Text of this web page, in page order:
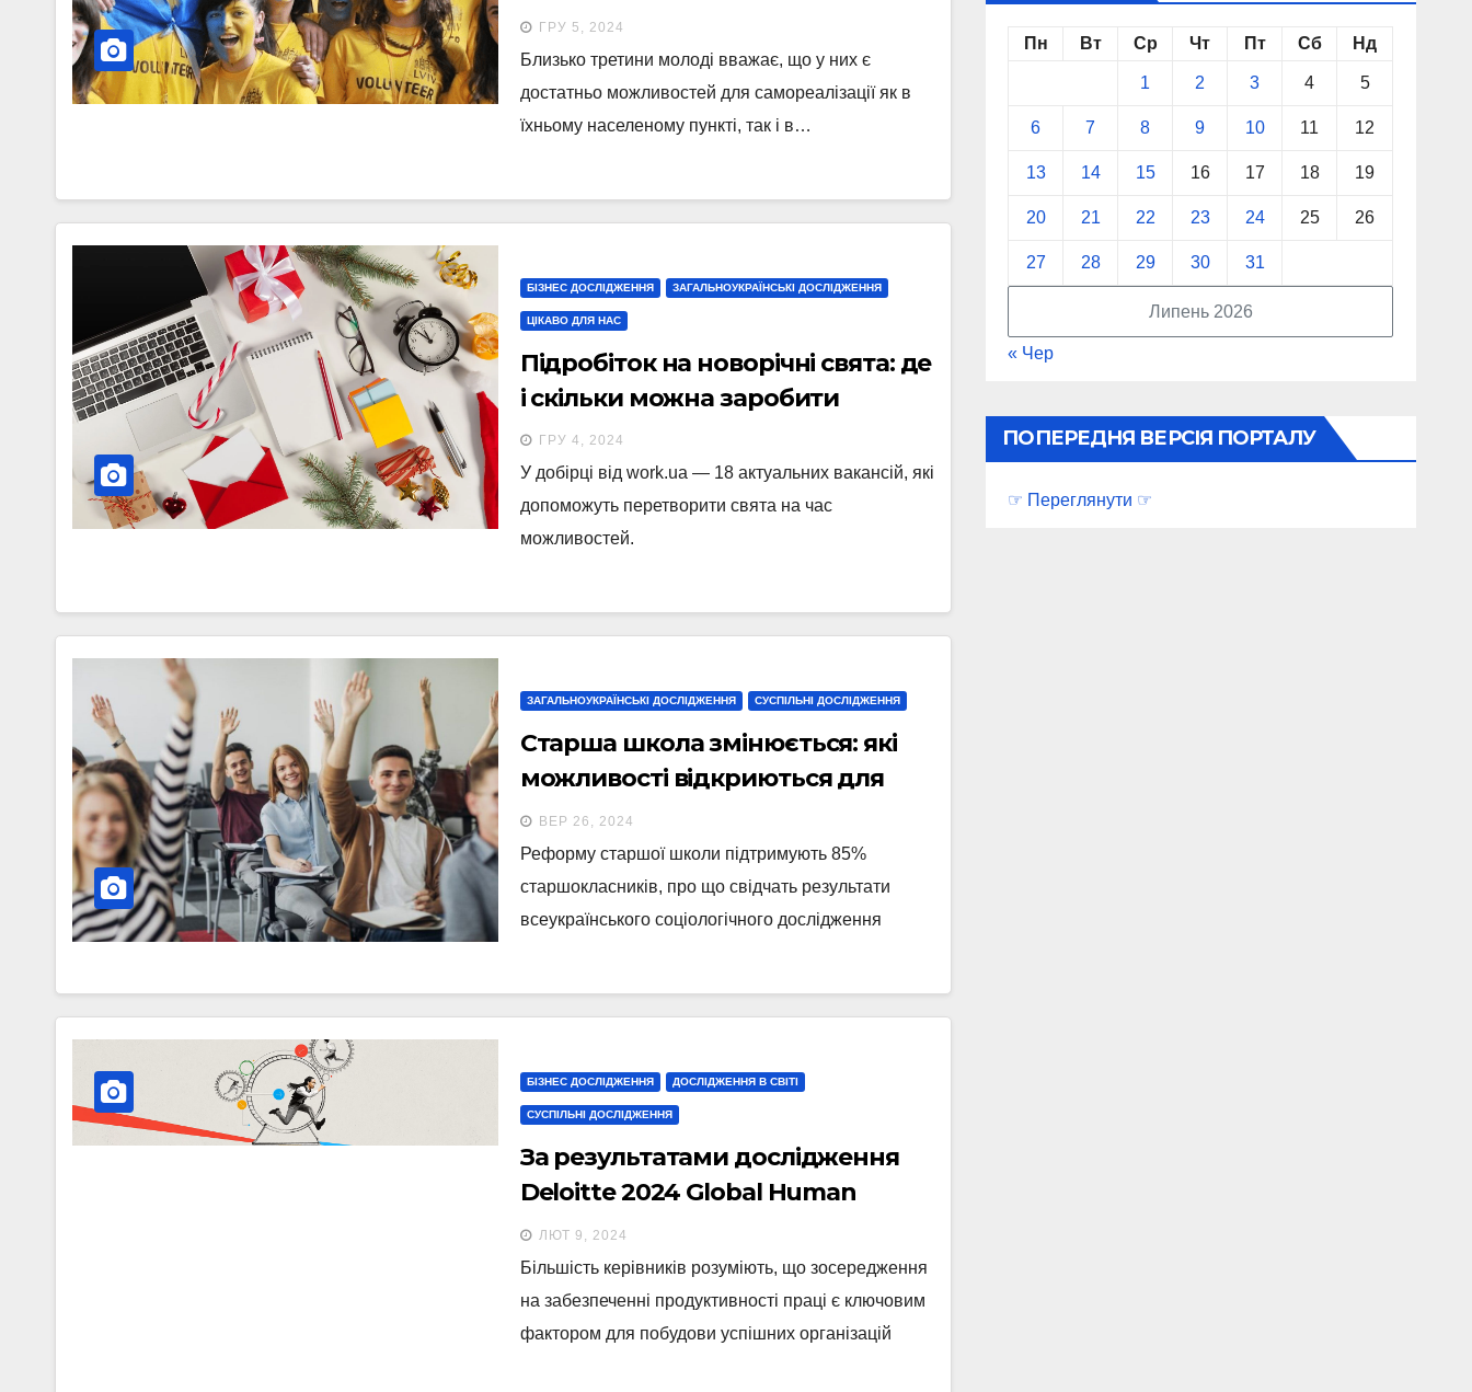
та можливостей для молоді
ГРУ 5, 2024
Близько третини молоді вважає, що у них є
достатньо можливостей для самореалізації як в
їхньому населеному пункті, так і в…
БІЗНЕС ДОСЛІДЖЕННЯ ЗАГАЛЬНОУКРАЇНСЬКІ ДОСЛІДЖЕННЯ
ЦІКАВО ДЛЯ НАС
Підробіток на новорічні свята: де
і скільки можна заробити
ГРУ 4, 2024
У добірці від work.ua — 18 актуальних вакансій, які
допоможуть перетворити свята на час
можливостей.
ЗАГАЛЬНОУКРАЇНСЬКІ ДОСЛІДЖЕННЯ СУСПІЛЬНІ ДОСЛІДЖЕННЯ
Старша школа змінюється: які
можливості відкриються для
учнів
ВЕР 26, 2024
Реформу старшої школи підтримують 85%
старшокласників, про що свідчать результати
всеукраїнського соціологічного дослідження
БІЗНЕС ДОСЛІДЖЕННЯ ДОСЛІДЖЕННЯ В СВІТІ
СУСПІЛЬНІ ДОСЛІДЖЕННЯ
За результатами дослідження
Deloitte 2024 Global Human
Capital Trends
найактуальнішими питаннями у
світі є довіра та сталий розвиток
людського капіталу
ЛЮТ 9, 2024
Більшість керівників розуміють, що зосередження
на забезпеченні продуктивності праці є ключовим
фактором для побудови успішних організацій
Липень 2026
Пн Вт Ср Чт Пт Сб Нд
1 2 3 4 5
6 7 8 9 10 11 12
13 14 15 16 17 18 19
20 21 22 23 24 25 26
27 28 29 30 31
« Чер
ПОПЕРЕДНЯ ВЕРСІЯ ПОРТАЛУ
☞ Переглянути ☞